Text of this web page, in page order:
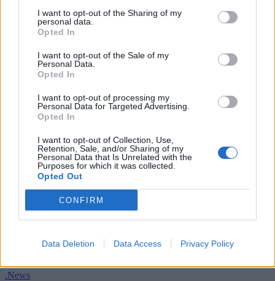
I want to opt-out of the Sharing of my
personal data.
Opted In
I want to opt-out of the Sale of my
Personal Data.
Opted In
I want to opt-out of processing my
Personal Data for Targeted Advertising.
Opted In
I want to opt-out of Collection, Use,
Retention, Sale, and/or Sharing of my
Personal Data that Is Unrelated with the
Purposes for which it was collected.
Opted Out
CONFIRM
Data Deletion Data Access Privacy Policy
für Sony?
The Division 2 –
Schwerwiegende
Konsequenzen für Cheater
PlayStation 4 – Sony schenkt
euch 2 Spiele * kostenlos*
RELATED ARTICLES
.News
14. Juli 2026
.News